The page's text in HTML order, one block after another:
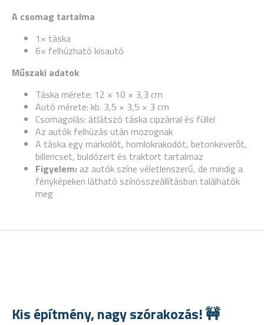
A csomag tartalma
1× táska
6× felhúzható kisautó
Műszaki adatok
Táska mérete: 12 × 10 × 3,3 cm
Autó mérete: kb. 3,5 × 3,5 × 3 cm
Csomagolás: átlátszó táska cipzárral és füllel
Az autók felhúzás után mozognak
A táska egy markolót, homlokrakodót, betonkeverőt,
billencset, buldózert és traktort tartalmaz
Figyelem: az autók színe véletlenszerű, de mindig a
fényképeken látható színösszeállításban találhatók
meg
Kis építmény, nagy szórakozás! 🚧